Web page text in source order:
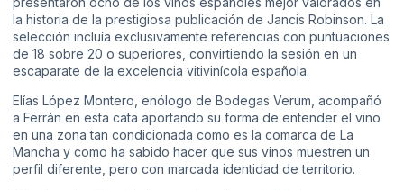
la historia de la prestigiosa publicación de Jancis Robinson. La
selección incluía exclusivamente referencias con puntuaciones
de 18 sobre 20 o superiores, convirtiendo la sesión en un
escaparate de la excelencia vitivinícola española.
Elías López Montero, enólogo de Bodegas Verum, acompañó
a Ferrán en esta cata aportando su forma de entender el vino
en una zona tan condicionada como es la comarca de La
Mancha y como ha sabido hacer que sus vinos muestren un
perfil diferente, pero con marcada identidad de territorio.